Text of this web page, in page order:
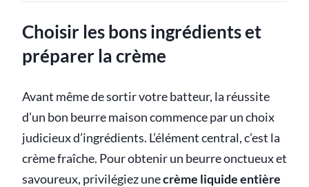
Choisir les bons ingrédients et
préparer la crème
Avant même de sortir votre batteur, la réussite
d’un bon beurre maison commence par un choix
judicieux d’ingrédients. L’élément central, c’est la
crème fraîche. Pour obtenir un beurre onctueux et
savoureux, privilégiez unecrème liquide entière